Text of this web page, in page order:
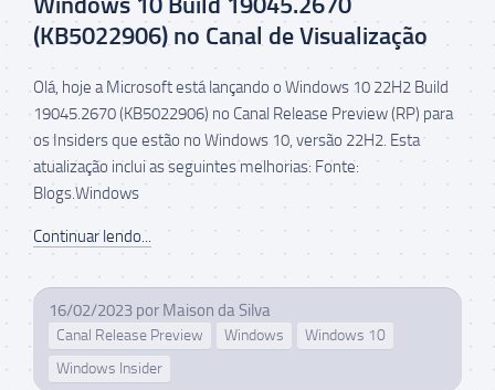
(KB5022906) no Canal de Visualização
Olá, hoje a Microsoft está lançando o Windows 10 22H2 Build
19045.2670 (KB5022906) no Canal Release Preview (RP) para
os Insiders que estão no Windows 10, versão 22H2. Esta
atualização inclui as seguintes melhorias: Fonte:
Blogs.Windows
Continuar lendo...
16/02/2023 por Maison da Silva
Canal Release Preview Windows
Windows 10
Windows Insider